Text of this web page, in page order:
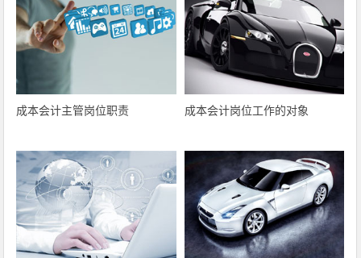
成本会计主管岗位职责 成本会计岗位工作的对象